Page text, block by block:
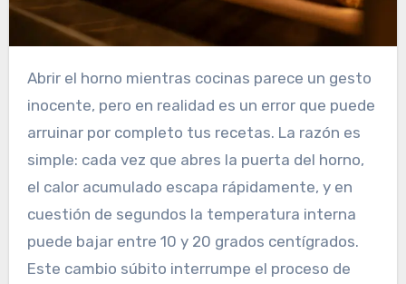
Abrir el horno mientras cocinas parece un gesto
inocente, pero en realidad es un error que puede
arruinar por completo tus recetas. La razón es
simple: cada vez que abres la puerta del horno,
el calor acumulado escapa rápidamente, y en
cuestión de segundos la temperatura interna
puede bajar entre 10 y 20 grados centígrados.
Este cambio súbito interrumpe el proceso de